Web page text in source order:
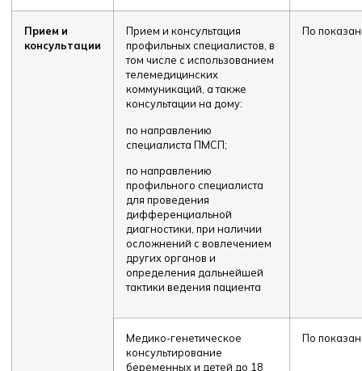
Прием и
консультации
Прием и консультация
профильных специалистов, в
том числе с использованием
телемедицинских
коммуникаций, а также
консультации на дому:
по направлению
специалиста ПМСП;
по направлению
профильного специалиста
для проведения
дифференциальной
диагностики, при наличии
осложнений с вовлечением
других органов и
определения дальнейшей
тактики ведения пациента
По
Медико-генетическое
консультирование
беременных и детей до 18
По